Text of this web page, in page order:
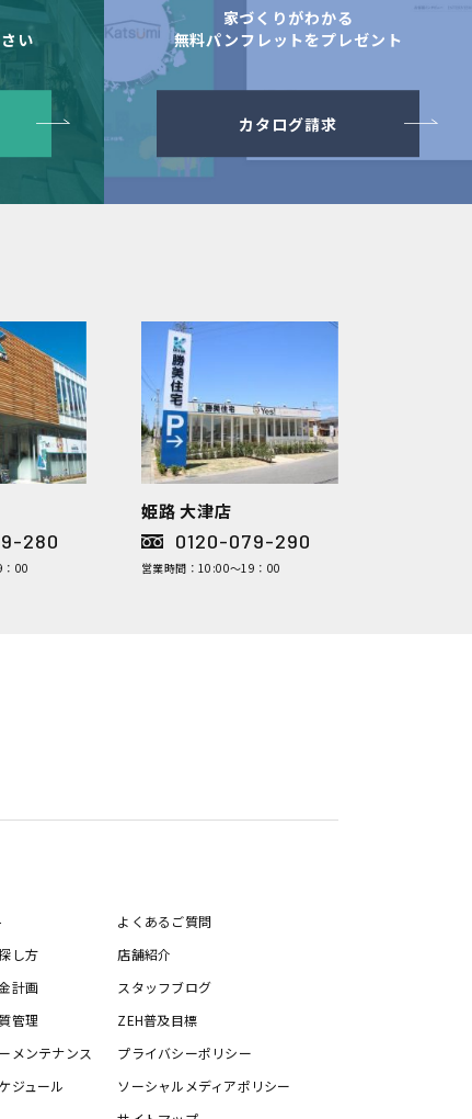
い
家づくりがわかる
無料パンフレットをプレゼント
カタログ請求
280
00
姫路 大津店
0120-079-290
営業時間：10:00～19：00
し方
計画
管理
メンテナンス
ジュール
よくあるご質問
店舗紹介
スタッフブログ
ZEH普及目標
プライバシーポリシー
ソーシャルメディアポリシー